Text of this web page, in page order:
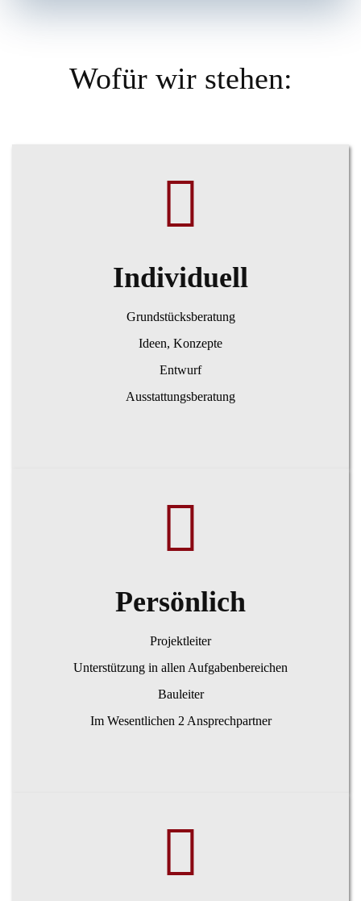
Wofür wir stehen:
Individuell
Grundstücksberatung
Ideen, Konzepte
Entwurf
Ausstattungsberatung
Persönlich
Projektleiter
Unterstützung in allen Aufgabenbereichen
Bauleiter
Im Wesentlichen 2 Ansprechpartner